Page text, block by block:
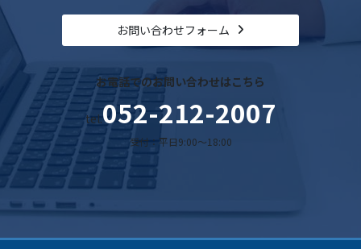
お問い合わせフォーム
お電話でのお問い合わせはこちら
tel.052-212-2007
受付：平日9:00～18:00